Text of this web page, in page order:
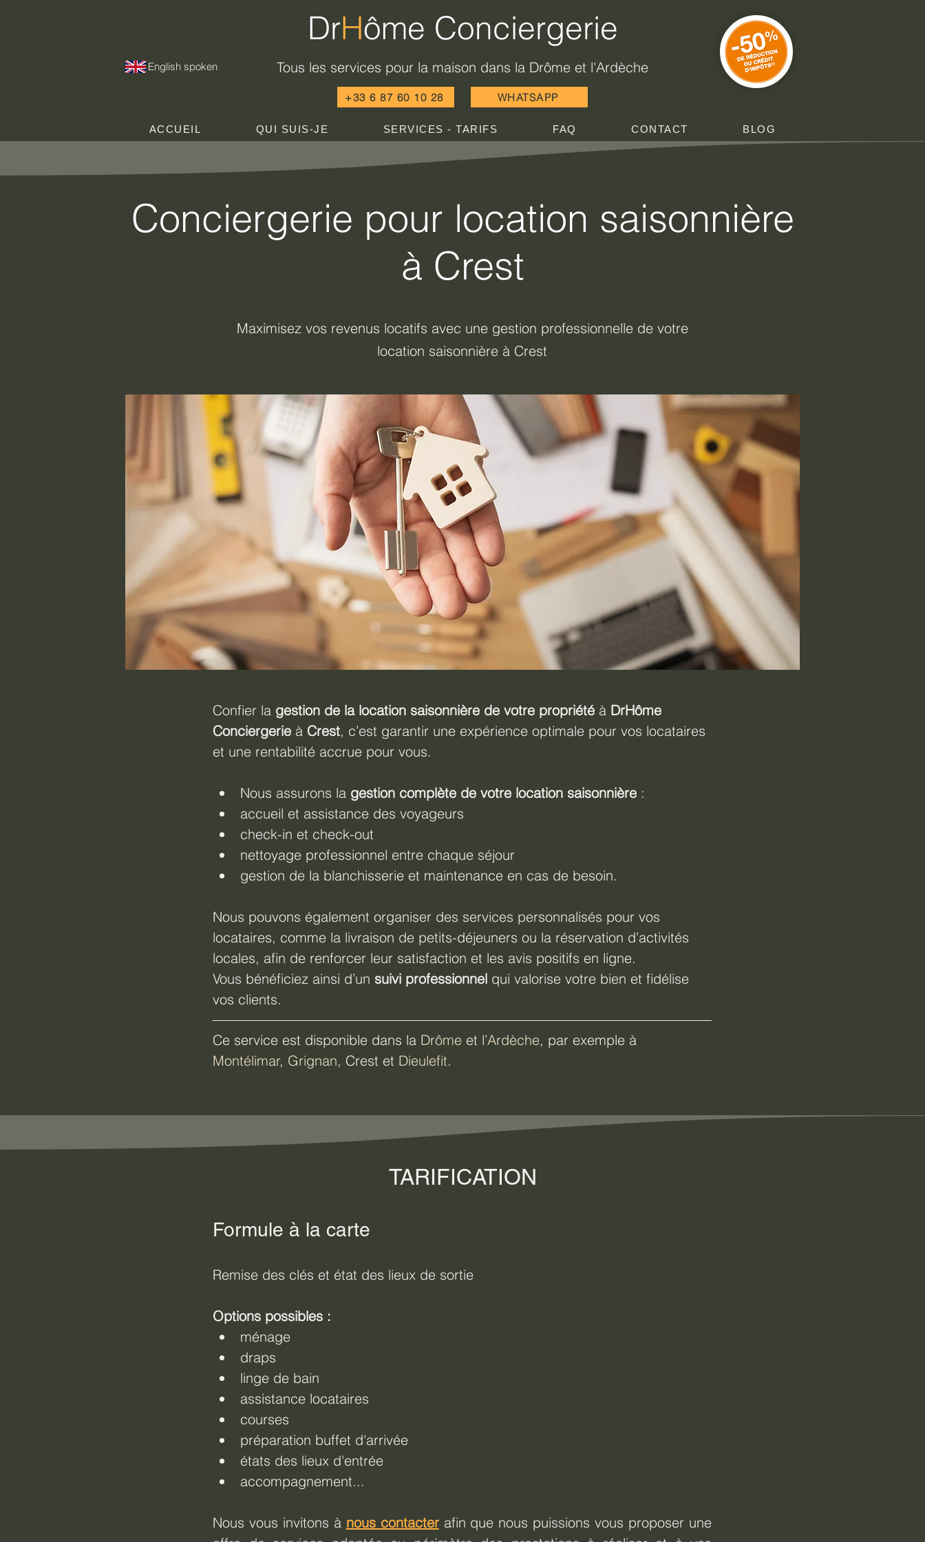
English spoken
DrHôme Conciergerie
Tous les services pour la maison dans la Drôme et l'Ardèche
+33 6 87 60 10 28 WHATSAPP
ACCUEIL QUI SUIS-JE SERVICES - TARIFS FAQ CONTACT BLOG
Conciergerie pour location saisonnière
à Crest
Maximisez vos revenus locatifs avec une gestion professionnelle de votre
location saisonnière à Crest
Confier la gestion de la location saisonnière de votre propriété à DrHôme
Conciergerie à Crest, c’est garantir une expérience optimale pour vos locataires
et une rentabilité accrue pour vous.
Nous assurons la gestion complète de votre location saisonnière :
accueil et assistance des voyageurs
check-in et check-out
nettoyage professionnel entre chaque séjour
gestion de la blanchisserie et maintenance en cas de besoin.
Nous pouvons également organiser des services personnalisés pour vos
locataires, comme la livraison de petits-déjeuners ou la réservation d’activités
locales, afin de renforcer leur satisfaction et les avis positifs en ligne.
Vous bénéficiez ainsi d’un suivi professionnel qui valorise votre bien et fidélise
vos clients.
Ce service est disponible dans la Drôme et l’Ardèche, par exemple à
Montélimar, Grignan, Crest et Dieulefit.
TARIFICATION
Formule à la carte
Remise des clés et état des lieux de sortie
Options possibles :
ménage
draps
linge de bain
assistance locataires
courses
préparation buffet d'arrivée
états des lieux d'entrée
accompagnement...
Nous vous invitons à nous contacter afin que nous puissions vous proposer une